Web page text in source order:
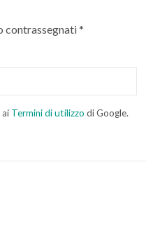
contrassegnati*
ai Termini di utilizzo di Google.